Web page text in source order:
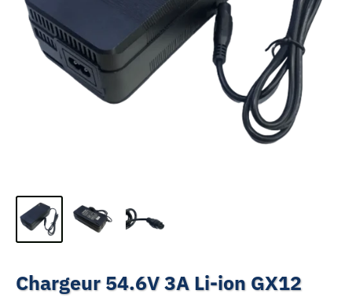
Chargeur 54.6V 3A Li-ion GX12